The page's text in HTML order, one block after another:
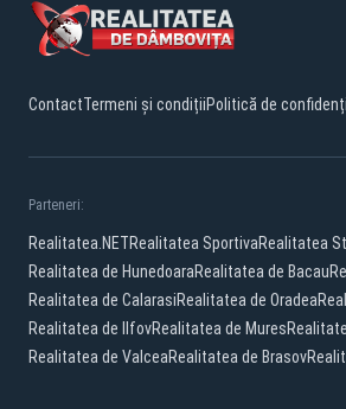
ContactTermeni și condițiiPolitică de
Parteneri:
Realitatea.NETRealitatea SportivaRealitatea
Realitatea de HunedoaraRealitatea de Bacau
Realitatea de CalarasiRealitatea de Oradea
Realitatea de IlfovRealitatea de Mures
Realitatea de ValceaRealitatea de Brasov